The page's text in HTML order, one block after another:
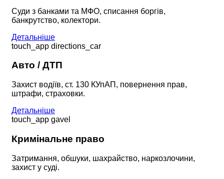
Суди з банками та МФО, списання боргів,
банкрутство, колектори.
Детальніше
touch_app directions_car
Авто / ДТП
Захист водіїв, ст. 130 КУпАП, повернення прав,
штрафи, страховки.
Детальніше
touch_app gavel
Кримінальне право
Затримання, обшуки, шахрайство, наркозлочини,
захист у суді.